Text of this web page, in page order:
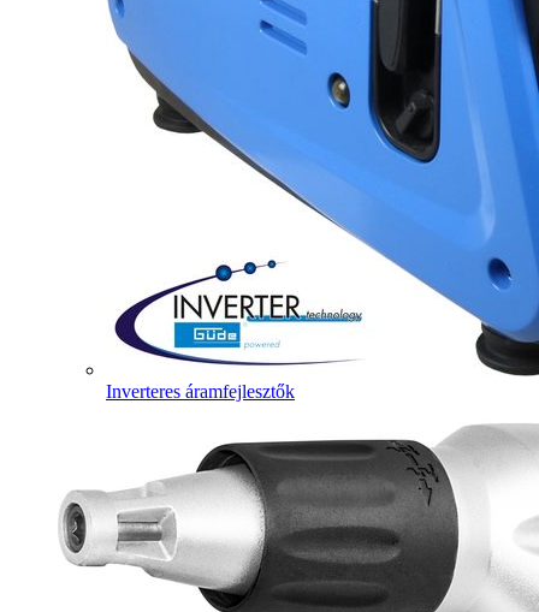
Inverteres áramfejlesztők